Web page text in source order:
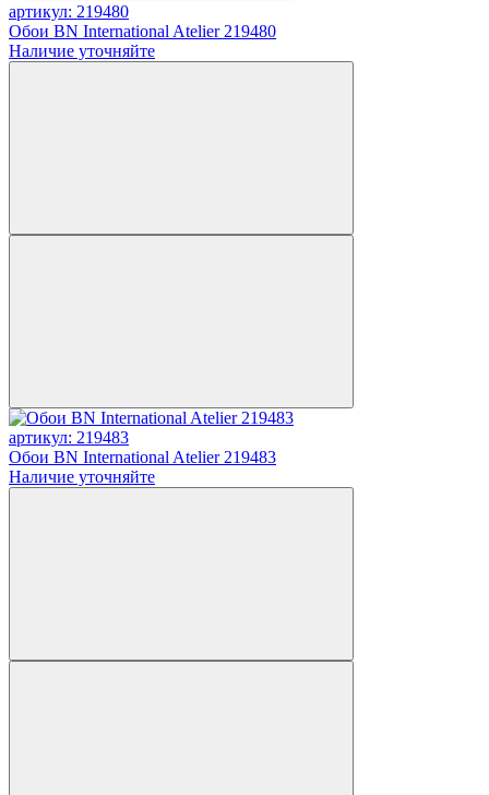
артикул: 219480
Обои BN International Atelier 219480
Наличие уточняйте
артикул: 219483
Обои BN International Atelier 219483
Наличие уточняйте